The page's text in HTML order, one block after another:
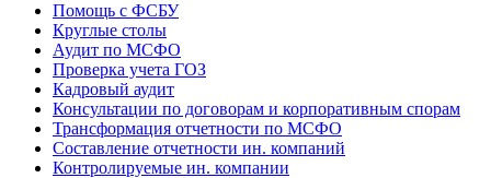
Помощь с ФСБУ
Круглые столы
Аудит по МСФО
Проверка учета ГОЗ
Кадровый аудит
Консультации по договорам и корпоративным спорам
Трансформация отчетности по МСФО
Составление отчетности ин. компаний
Контролируемые ин. компании